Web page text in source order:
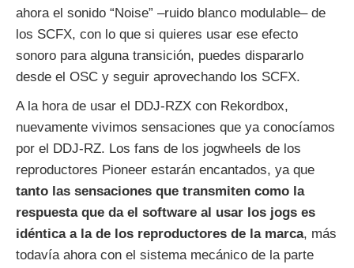
ahora el sonido “Noise” –ruido blanco modulable– de
los SCFX, con lo que si quieres usar ese efecto
sonoro para alguna transición, puedes dispararlo
desde el OSC y seguir aprovechando los SCFX.
A la hora de usar el DDJ-RZX con Rekordbox,
nuevamente vivimos sensaciones que ya conocíamos
por el DDJ-RZ. Los fans de los jogwheels de los
reproductores Pioneer estarán encantados, ya que
tanto las sensaciones que transmiten como la
respuesta que da el software al usar los jogs es
idéntica a la de los reproductores de la marca, más
todavía ahora con el sistema mecánico de la parte